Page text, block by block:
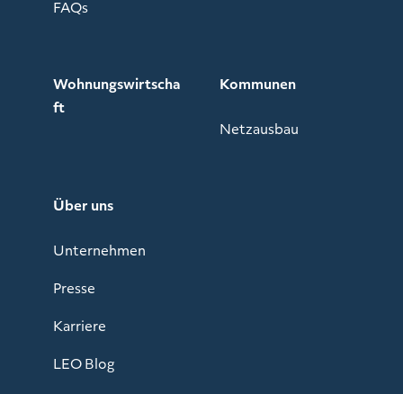
FAQs
Wohnungswirtscha
ft
Kommunen
Netzausbau
Über uns
Unternehmen
Presse
Karriere
LEO Blog